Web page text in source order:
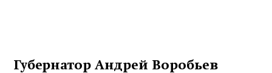
Губернатор Андрей Воробьев